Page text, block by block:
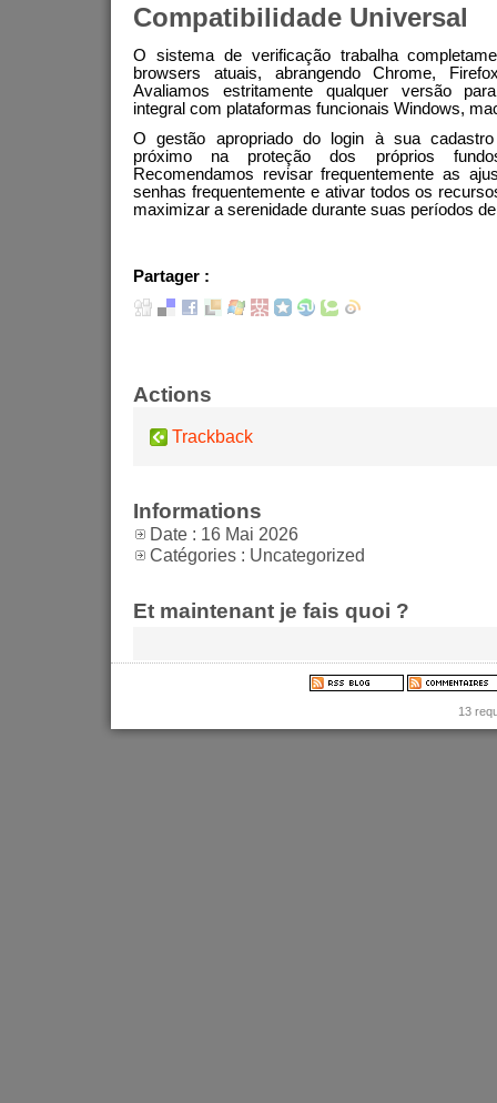
Compatibilidade Universal
O sistema de verificação trabalha
browsers atuais, abrangendo Chrome,
Avaliamos estritamente qualquer versão
integral com plataformas funcionais Windows,
O gestão apropriado do login à sua
próximo na proteção dos próprios
Recomendamos revisar frequentemente as
senhas frequentemente e ativar todos os
maximizar a serenidade durante suas períodos
Partager :
Actions
Trackback
Informations
Date : 16 Mai 2026
Catégories : Uncategorized
Et maintenant je fais quoi ?
13